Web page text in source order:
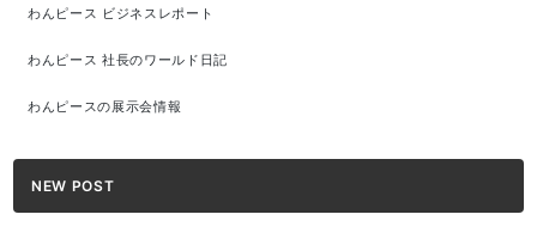
わんピース ビジネスレポート
わんピース 社長のワールド日記
わんピースの展示会情報
NEW POST